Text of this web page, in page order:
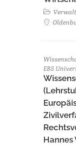
EBS